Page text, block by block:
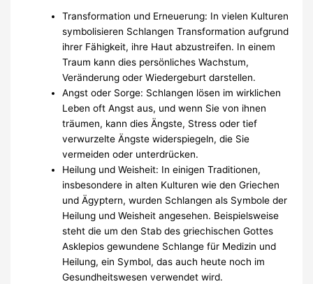
Transformation und Erneuerung: In vielen Kulturen
symbolisieren Schlangen Transformation aufgrund
ihrer Fähigkeit, ihre Haut abzustreifen. In einem
Traum kann dies persönliches Wachstum,
Veränderung oder Wiedergeburt darstellen.
Angst oder Sorge: Schlangen lösen im wirklichen
Leben oft Angst aus, und wenn Sie von ihnen
träumen, kann dies Ängste, Stress oder tief
verwurzelte Ängste widerspiegeln, die Sie
vermeiden oder unterdrücken.
Heilung und Weisheit: In einigen Traditionen,
insbesondere in alten Kulturen wie den Griechen
und Ägyptern, wurden Schlangen als Symbole der
Heilung und Weisheit angesehen. Beispielsweise
steht die um den Stab des griechischen Gottes
Asklepios gewundene Schlange für Medizin und
Heilung, ein Symbol, das auch heute noch im
Gesundheitswesen verwendet wird.